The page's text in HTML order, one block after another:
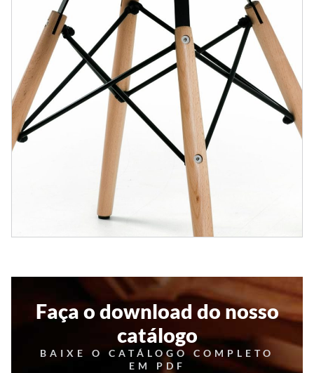
Faça o download do nosso
catálogo
BAIXE O CATÁLOGO COMPLETO
EM PDF